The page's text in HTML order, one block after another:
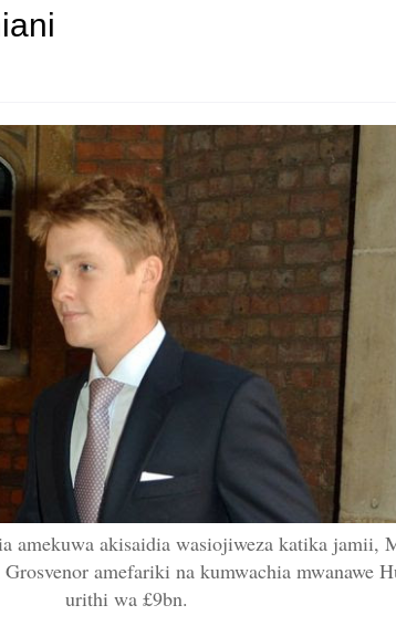
amekuwa akisaidia wasiojiweza katika jamii,
amefariki na kumwachia mwanawe
urithi wa £9bn.